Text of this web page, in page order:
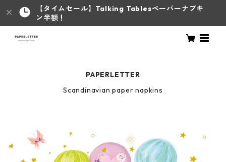
【タイムセール】Talking Tablesペーパーナプキ
ン半額！
PAPERLETTER
Scandinavian paper napkins